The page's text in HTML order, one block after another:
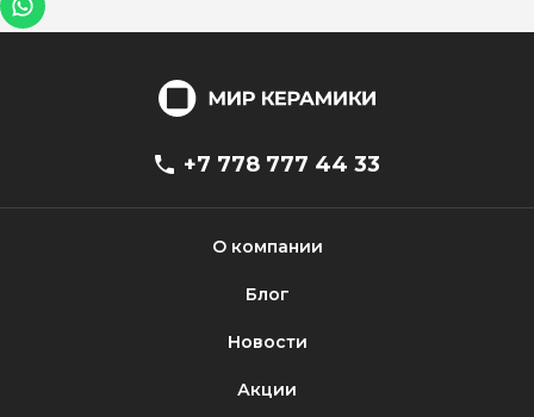
+7 778 777 44 33
О компании
Блог
Новости
Акции